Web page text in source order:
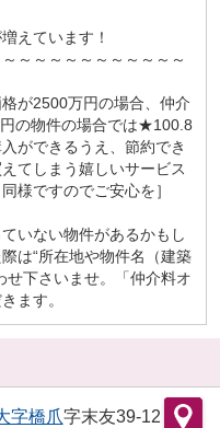
えています！
～～～～～～～～～～～
が2500万円の場合、仲介
の物件の場合では★100.8
ができるうえ、節約でき
てしまう嬉しいサービス
様ですのでご安心を］
いない物件があるかもし
は“所在地や物件名（建築
せ下さいませ。「仲介料オ
ます。
字橋爪字末友39-12